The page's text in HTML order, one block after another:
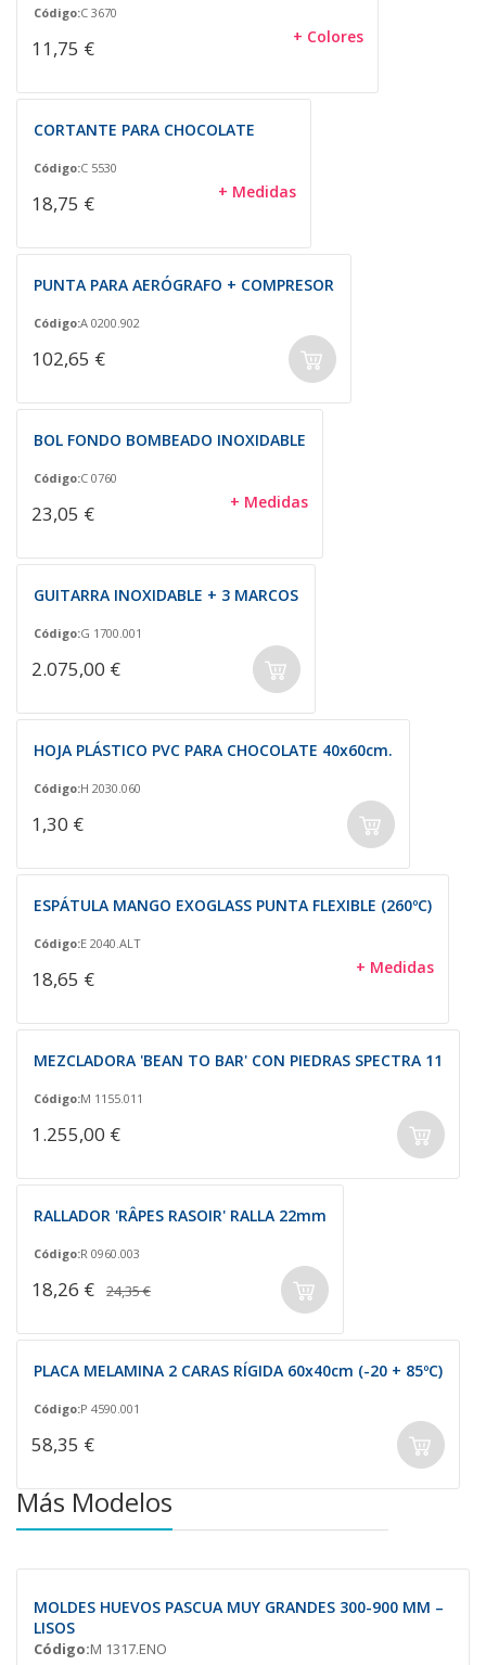
Código:C 3670
11,75 € + Colores
CORTANTE PARA CHOCOLATE
Código:C 5530
18,75 € + Medidas
PUNTA PARA AERÓGRAFO + COMPRESOR
Código:A 0200.902
102,65 €
BOL FONDO BOMBEADO INOXIDABLE
Código:C 0760
23,05 € + Medidas
GUITARRA INOXIDABLE + 3 MARCOS
Código:G 1700.001
2.075,00 €
HOJA PLÁSTICO PVC PARA CHOCOLATE 40x60cm.
Código:H 2030.060
1,30 €
ESPÁTULA MANGO EXOGLASS PUNTA FLEXIBLE (260ºC)
Código:E 2040.ALT
18,65 € + Medidas
MEZCLADORA 'BEAN TO BAR' CON PIEDRAS SPECTRA 11
Código:M 1155.011
1.255,00 €
RALLADOR 'RÂPES RASOIR' RALLA 22mm
Código:R 0960.003
18,26 € 24,35 €
PLACA MELAMINA 2 CARAS RÍGIDA 60x40cm (-20 + 85ºC)
Código:P 4590.001
58,35 €
Más Modelos
MOLDES HUEVOS PASCUA MUY GRANDES 300-900 MM –
LISOS
Código:M 1317.ENO